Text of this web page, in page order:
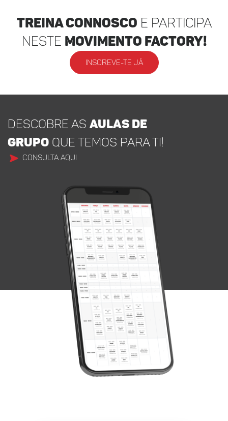
Treina Connosco e participa
neste movimento factory!
INSCREVE-TE JÁ
DESCOBRE AS AULAS DE
GRUPO QUE TEMOS PARA TI!
CONSULTA AQUI